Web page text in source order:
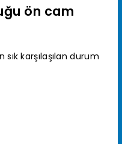
ön cam
karşılaşılan durum